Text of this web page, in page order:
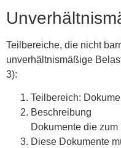
Teilbereiche, die nicht
unverhältnismäßige
3):
Teilbereich:
Beschreibung
Dokumente die
Diese Dokumente